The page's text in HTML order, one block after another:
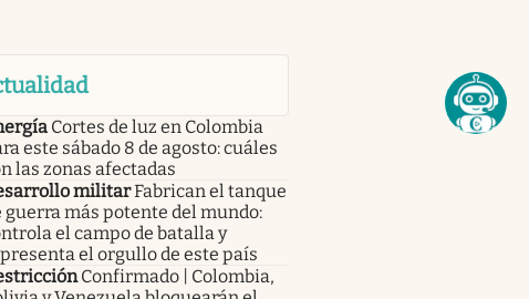
Cortes de luz en Colombia
este sábado 8 de agosto: cuáles
las zonas afectadas
militarFabrican el tanque
guerra más potente del mundo:
el campo de batalla y
el orgullo de este país
Confirmado | Colombia,